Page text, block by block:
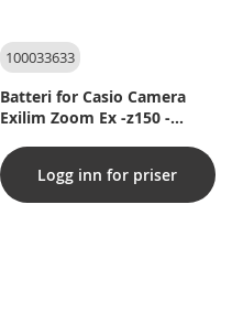
100033633
Batteri for Casio Camera
Exilim Zoom Ex -z150 -
Logg inn for priser